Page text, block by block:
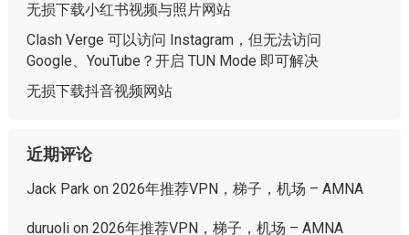
无损下载小红书视频与照片网站
Clash Verge 可以访问 Instagram，但无法访问
Google、YouTube？开启 TUN Mode 即可解决
无损下载抖音视频网站
近期评论
Jack Parkon 2026年推荐VPN，梯子，机场 – AMNA
duruolion 2026年推荐VPN，梯子，机场 – AMNA